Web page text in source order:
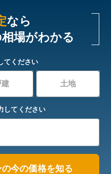
なら
場がわかる
てください
建 土地
してください
今の価格を知る